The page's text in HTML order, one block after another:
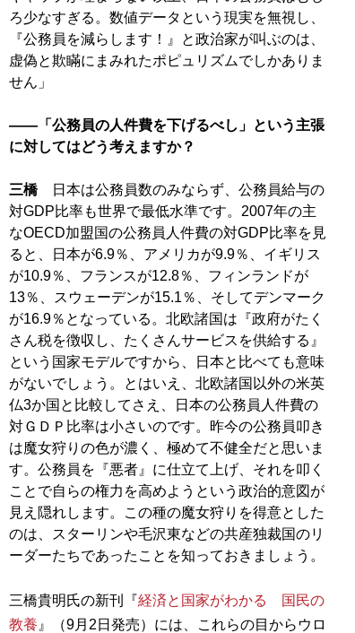
ろ少なすぎる。数値データという現実を無視し、
『公務員を減らします！』と政治家が叫ぶのは、
虚偽と欺瞞にまみれたポピュリズムでしかありま
せん」
――「公務員の人件費を下げるべし」という主張
に対してはどう考えますか？
三橋日本は公務員数のみならず、公務員給与の
対GDP比率も世界で最低水準です。2007年の主
なOECD加盟国の公務員人件費の対GDP比率を見
ると、日本が6.9％、アメリカが9.9％、イギリス
が10.9％、フランスが12.8％、フィンランドが
13％、スウェーデンが15.1％、そしてデンマーク
が16.9％となっている。北欧諸国は『政府がたく
さん税を徴収し、たくさんサービスを供給する』
という国家モデルですから、日本と比べても意味
がないでしょう。とはいえ、北欧諸国以外の米英
仏3か国と比較してさえ、日本の公務員人件費の
対ＧＤＰ比率は小さいのです。昨今の公務員叩き
は魔女狩りの色が濃く、極めて不健全だと思いま
す。公務員を『悪者』に仕立て上げ、それを叩く
ことで自らの権力を高めようという政治的意図が
見え隠れします。この種の魔女狩りを得意とした
のは、スターリンや毛沢東などの共産独裁国のリ
ーダーたちであったことを知っておきましょう。
三橋貴明氏の新刊『経済と国家がわかる 国民の
教養 』（9月2日発売）には、これらの目からウロ